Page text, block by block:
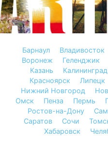
Барнаул Владивосток
Воронеж
Геленджик
Казань
Калининград
Красноярск
Липецк
Нижний Новгород
Омск
Пенза Пермь
Ростов-на-Дону
Саратов
Сочи
Хабаровск